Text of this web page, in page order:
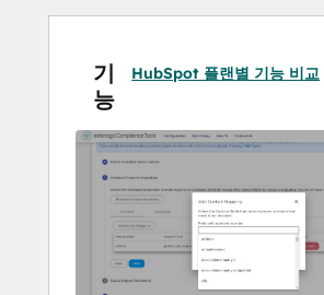
time by already having
screened overnight.
numbers that require
Pay a one-off annual fee
unlimited number
months.
기
능
HubSpot 플랜별 기능 비교